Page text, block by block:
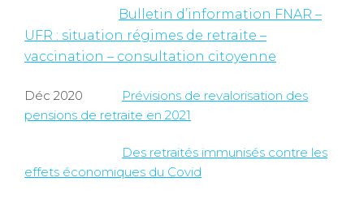
Bulletin d’information FNAR –
UFR : situation régimes de retraite –
vaccination – consultation citoyenne
Déc 2020
Prévisions de revalorisation des
pensions de retraite en 2021
Des retraités immunisés contre les
effets économiques du Covid